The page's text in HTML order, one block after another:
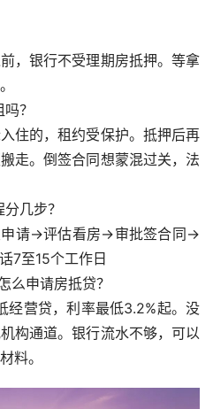
，银行不受理期房抵押。等拿
？
住的，租约受保护。抵押后再
走。倒签合同想蒙混过关，法
几步？
请→评估看房→审批签合同→
7至15个工作日
么申请房抵贷？
经营贷，利率最低3.2%起。没
构通道。银行流水不够，可以
料。